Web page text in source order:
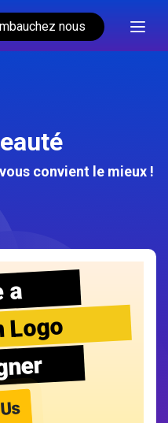
nous
convient le mieux !
a
Logo